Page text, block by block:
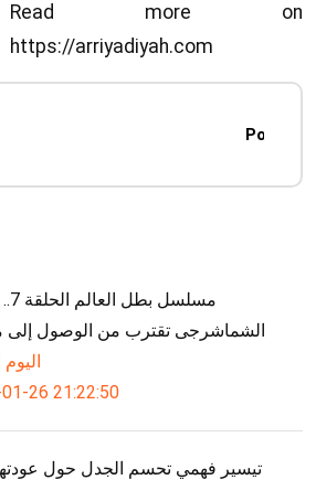
Read more on
https://arriyadiyah.com
Post
الشماشرجى تقترب من الوصول إلى
26 21:22:50
تيسير فهمي تحسم الجدل حول